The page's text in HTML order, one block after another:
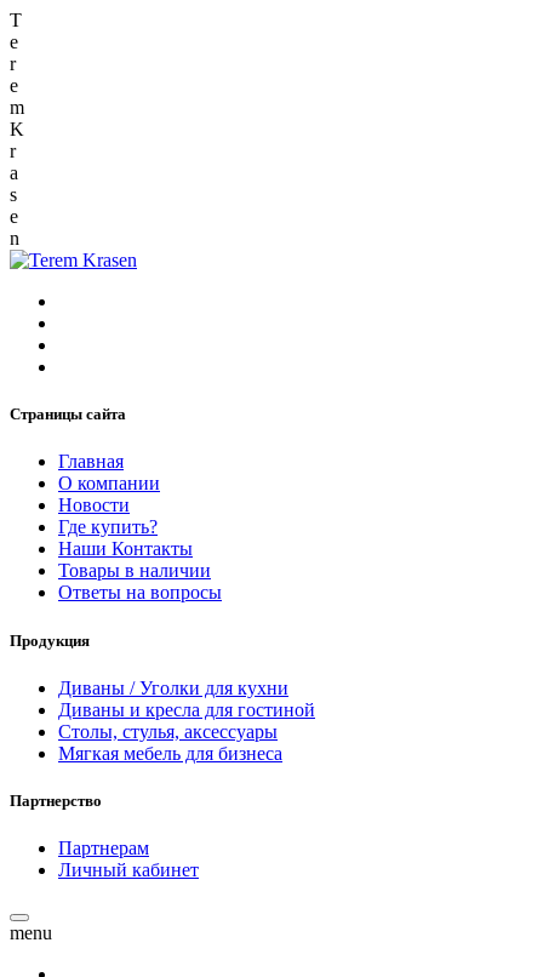
T
e
r
e
m
K
r
a
s
e
n
Страницы сайта
Главная
О компании
Новости
Где купить?
Наши Контакты
Товары в наличии
Ответы на вопросы
Продукция
Диваны / Уголки для кухни
Диваны и кресла для гостиной
Столы, стулья, аксессуары
Мягкая мебель для бизнеса
Партнерство
Партнерам
Личный кабинет
menu